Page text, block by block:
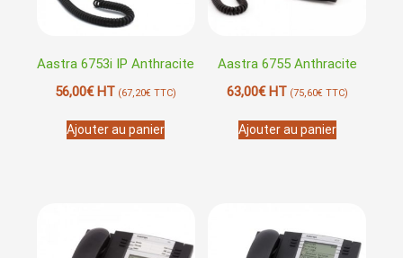
Aastra 6753i IP Anthracite
56,00€HT (67,20€ TTC)
Ajouter au panier
Aastra 6755 Anthracite
63,00€HT (75,60€TTC)
Ajouter au panier